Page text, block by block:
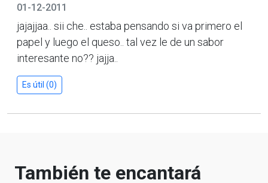
01-12-2011
jajajjaa.. sii che.. estaba pensando si va primero el
papel y luego el queso.. tal vez le de un sabor
interesante no?? jajja..
Es útil (0)
También te encantará